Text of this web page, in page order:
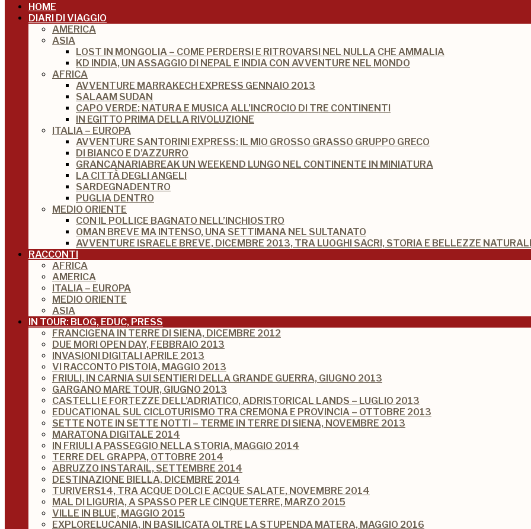
HOME
DIARI DI VIAGGIO
AMERICA
ASIA
LOST IN MONGOLIA – COME PERDERSI E RITROVARSI NEL NULLA CHE AMMALIA
KD INDIA, UN ASSAGGIO DI NEPAL E INDIA CON AVVENTURE NEL MONDO
AFRICA
AVVENTURE MARRAKECH EXPRESS GENNAIO 2013
SALAAM SUDAN
CAPO VERDE: NATURA E MUSICA ALL’INCROCIO DI TRE CONTINENTI
IN EGITTO PRIMA DELLA RIVOLUZIONE
ITALIA – EUROPA
AVVENTURE SANTORINI EXPRESS: IL MIO GROSSO GRASSO GRUPPO GRECO
DI BIANCO E D’AZZURRO
GRANCANARIABREAK UN WEEKEND LUNGO NEL CONTINENTE IN MINIATURA
LA CITTÀ DEGLI ANGELI
SARDEGNADENTRO
PUGLIA DENTRO
MEDIO ORIENTE
CON IL POLLICE BAGNATO NELL’INCHIOSTRO
OMAN BREVE MA INTENSO, UNA SETTIMANA NEL SULTANATO
AVVENTURE ISRAELE BREVE, DICEMBRE 2013, TRA LUOGHI SACRI, STORIA E BELLEZZE NATURALI
RACCONTI
AFRICA
AMERICA
ITALIA – EUROPA
MEDIO ORIENTE
ASIA
IN TOUR: BLOG, EDUC, PRESS
FRANCIGENA IN TERRE DI SIENA, DICEMBRE 2012
DUE MORI OPEN DAY, FEBBRAIO 2013
INVASIONI DIGITALI APRILE 2013
VI RACCONTO PISTOIA, MAGGIO 2013
FRIULI, IN CARNIA SUI SENTIERI DELLA GRANDE GUERRA, GIUGNO 2013
GARGANO MARE TOUR, GIUGNO 2013
CASTELLI E FORTEZZE DELL’ADRIATICO, ADRISTORICAL LANDS – LUGLIO 2013
EDUCATIONAL SUL CICLOTURISMO TRA CREMONA E PROVINCIA – OTTOBRE 2013
SETTE NOTE IN SETTE NOTTI – TERME IN TERRE DI SIENA, NOVEMBRE 2013
MARATONA DIGITALE 2014
IN FRIULI A PASSEGGIO NELLA STORIA, MAGGIO 2014
TERRE DEL GRAPPA, OTTOBRE 2014
ABRUZZO INSTARAIL, SETTEMBRE 2014
DESTINAZIONE BIELLA, DICEMBRE 2014
TURIVERS14, TRA ACQUE DOLCI E ACQUE SALATE, NOVEMBRE 2014
MAL DI LIGURIA, A SPASSO PER LE CINQUETERRE, MARZO 2015
VILLE IN BLUE, MAGGIO 2015
EXPLORELUCANIA, IN BASILICATA OLTRE LA STUPENDA MATERA, MAGGIO 2016